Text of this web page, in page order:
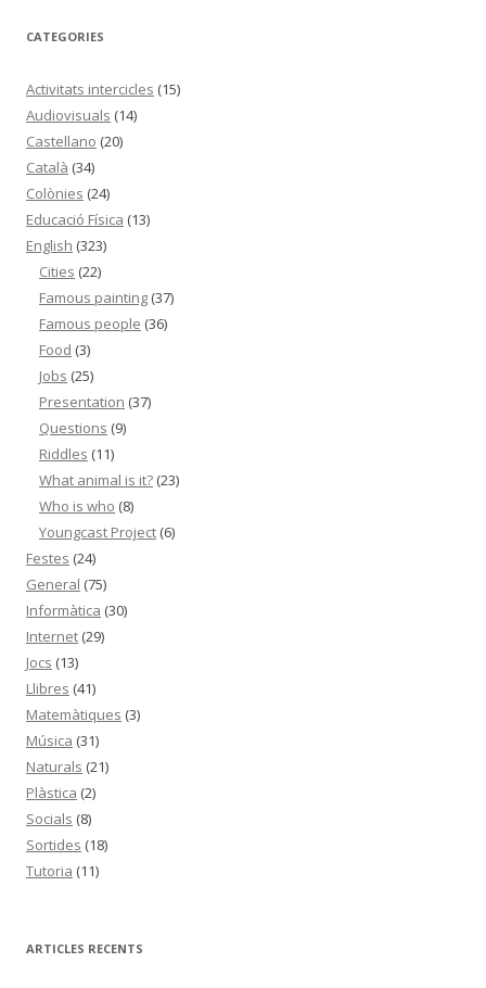
CATEGORIES
Activitats intercicles (15)
Audiovisuals (14)
Castellano (20)
Català (34)
Colònies (24)
Educació Física (13)
English (323)
Cities (22)
Famous painting (37)
Famous people (36)
Food (3)
Jobs (25)
Presentation (37)
Questions (9)
Riddles (11)
What animal is it? (23)
Who is who (8)
Youngcast Project (6)
Festes (24)
General (75)
Informàtica (30)
Internet (29)
Jocs (13)
Llibres (41)
Matemàtiques (3)
Música (31)
Naturals (21)
Plàstica (2)
Socials (8)
Sortides (18)
Tutoria (11)
ARTICLES RECENTS